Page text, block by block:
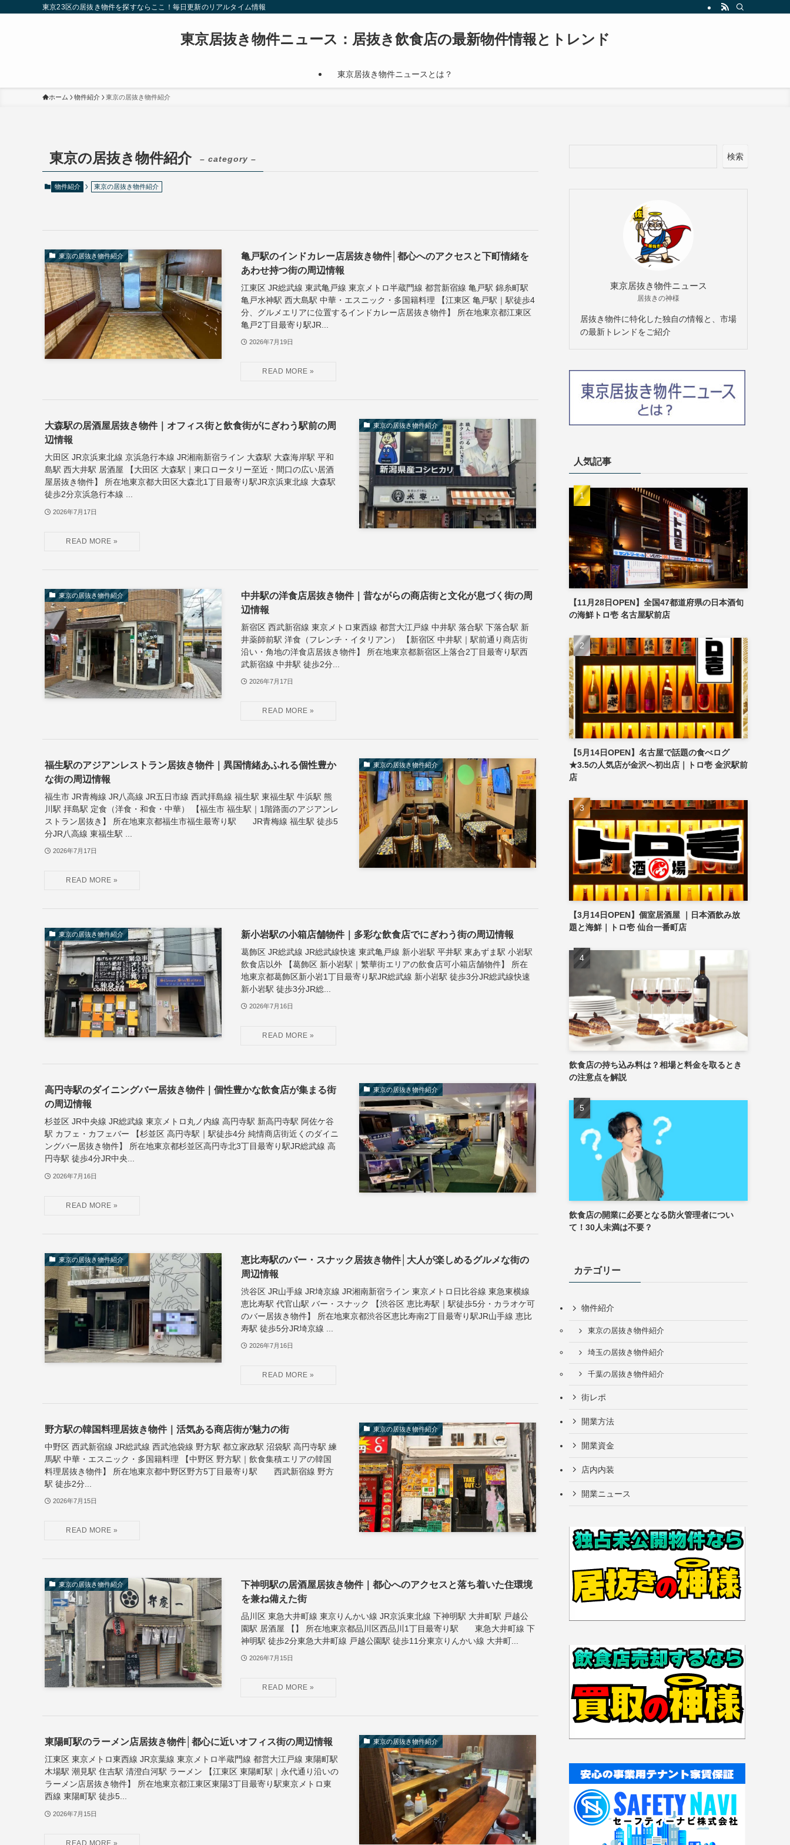
東京23区の居抜き物件を探すならここ！毎日更新のリアルタイム情報
東京居抜き物件ニュース：居抜き飲食店の最新物件情報とトレンド
東京居抜き物件ニュースとは？
ホーム 物件紹介 東京の居抜き物件紹介
東京の居抜き物件紹介 – category –
物件紹介 東京の居抜き物件紹介
東京の居抜き物件紹介
亀戸駅のインドカレー店居抜き物件│都心へのアクセスと下町情緒を
あわせ持つ街の周辺情報
江東区 JR総武線 東武亀戸線 東京メトロ半蔵門線 都営新宿線 亀戸駅 錦糸町駅
亀戸水神駅 西大島駅 中華・エスニック・多国籍料理 【江東区 亀戸駅｜駅徒歩4
分、グルメエリアに位置するインドカレー店居抜き物件】 所在地東京都江東区
亀戸2丁目最寄り駅JR...
2026年7月19日
東京の居抜き物件紹介
大森駅の居酒屋居抜き物件｜オフィス街と飲食街がにぎわう駅前の周
辺情報
大田区 JR京浜東北線 京浜急行本線 JR湘南新宿ライン 大森駅 大森海岸駅 平和
島駅 西大井駅 居酒屋 【大田区 大森駅｜東口ロータリー至近・間口の広い居酒
屋居抜き物件】 所在地東京都大田区大森北1丁目最寄り駅JR京浜東北線 大森駅
徒歩2分京浜急行本線 ...
2026年7月17日
東京の居抜き物件紹介
中井駅の洋食店居抜き物件｜昔ながらの商店街と文化が息づく街の周
辺情報
新宿区 西武新宿線 東京メトロ東西線 都営大江戸線 中井駅 落合駅 下落合駅 新
井薬師前駅 洋食（フレンチ・イタリアン） 【新宿区 中井駅｜駅前通り商店街
沿い・角地の洋食店居抜き物件】 所在地東京都新宿区上落合2丁目最寄り駅西
武新宿線 中井駅 徒歩2分...
2026年7月17日
東京の居抜き物件紹介
福生駅のアジアンレストラン居抜き物件｜異国情緒あふれる個性豊か
な街の周辺情報
福生市 JR青梅線 JR八高線 JR五日市線 西武拝島線 福生駅 東福生駅 牛浜駅 熊
川駅 拝島駅 定食（洋食・和食・中華） 【福生市 福生駅｜1階路面のアジアンレ
ストラン居抜き】 所在地東京都福生市福生最寄り駅 JR青梅線 福生駅 徒歩5
分JR八高線 東福生駅 ...
2026年7月17日
東京の居抜き物件紹介 新小岩駅の小箱店舗物件｜多彩な飲食店でにぎわう街の周辺情報
葛飾区 JR総武線 JR総武線快速 東武亀戸線 新小岩駅 平井駅 東あずま駅 小岩駅
飲食店以外 【葛飾区 新小岩駅｜繁華街エリアの飲食店可小箱店舗物件】 所在
地東京都葛飾区新小岩1丁目最寄り駅JR総武線 新小岩駅 徒歩3分JR総武線快速
新小岩駅 徒歩3分JR総...
2026年7月16日
東京の居抜き物件紹介
高円寺駅のダイニングバー居抜き物件｜個性豊かな飲食店が集まる街
の周辺情報
杉並区 JR中央線 JR総武線 東京メトロ丸ノ内線 高円寺駅 新高円寺駅 阿佐ケ谷
駅 カフェ・カフェバー 【杉並区 高円寺駅｜駅徒歩4分 純情商店街近くのダイニ
ングバー居抜き物件】 所在地東京都杉並区高円寺北3丁目最寄り駅JR総武線 高
円寺駅 徒歩4分JR中央...
2026年7月16日
東京の居抜き物件紹介
恵比寿駅のバー・スナック居抜き物件│大人が楽しめるグルメな街の
周辺情報
渋谷区 JR山手線 JR埼京線 JR湘南新宿ライン 東京メトロ日比谷線 東急東横線
恵比寿駅 代官山駅 バー・スナック 【渋谷区 恵比寿駅｜駅徒歩5分・カラオケ可
のバー居抜き物件】 所在地東京都渋谷区恵比寿南2丁目最寄り駅JR山手線 恵比
寿駅 徒歩5分JR埼京線 ...
2026年7月16日
東京の居抜き物件紹介
野方駅の韓国料理居抜き物件｜活気ある商店街が魅力の街
中野区 西武新宿線 JR総武線 西武池袋線 野方駅 都立家政駅 沼袋駅 高円寺駅 練
馬駅 中華・エスニック・多国籍料理 【中野区 野方駅｜飲食集積エリアの韓国
料理居抜き物件】 所在地東京都中野区野方5丁目最寄り駅 西武新宿線 野方
駅 徒歩2分...
2026年7月15日
東京の居抜き物件紹介
下神明駅の居酒屋居抜き物件｜都心へのアクセスと落ち着いた住環境
を兼ね備えた街
品川区 東急大井町線 東京りんかい線 JR京浜東北線 下神明駅 大井町駅 戸越公
園駅 居酒屋 【】 所在地東京都品川区西品川1丁目最寄り駅 東急大井町線 下
神明駅 徒歩2分東急大井町線 戸越公園駅 徒歩11分東京りんかい線 大井町...
2026年7月15日
東京の居抜き物件紹介
東陽町駅のラーメン店居抜き物件│都心に近いオフィス街の周辺情報
江東区 東京メトロ東西線 JR京葉線 東京メトロ半蔵門線 都営大江戸線 東陽町駅
木場駅 潮見駅 住吉駅 清澄白河駅 ラーメン 【江東区 東陽町駅｜永代通り沿いの
ラーメン店居抜き物件】 所在地東京都江東区東陽3丁目最寄り駅東京メトロ東
西線 東陽町駅 徒歩5...
2026年7月15日
検索
東京居抜き物件ニュース
居抜きの神様
居抜き物件に特化した独自の情報と、市場
の最新トレンドをご紹介
人気記事
【11月28日OPEN】全国47都道府県の日本酒旬
の海鮮トロ壱 名古屋駅前店
【5月14日OPEN】名古屋で話題の食べログ
★3.5の人気店が金沢へ初出店｜トロ壱 金沢駅前
店
【3月14日OPEN】個室居酒屋 ｜日本酒飲み放
題と海鮮｜トロ壱 仙台一番町店
飲食店の持ち込み料は？相場と料金を取るとき
の注意点を解説
飲食店の開業に必要となる防火管理者につい
て！30人未満は不要？
カテゴリー
物件紹介
東京の居抜き物件紹介
埼玉の居抜き物件紹介
千葉の居抜き物件紹介
街レポ
開業方法
開業資金
店内内装
開業ニュース